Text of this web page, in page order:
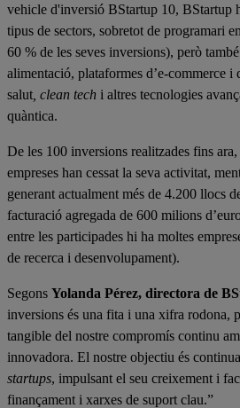
vehicle d'inversió BStartup 10, BStartup
tipus de sectors, sobretot de programari
60 % de les seves inversions), però
alimentació, plataformes d’e-commerce
salut , clean tech i altres tecnologies
quàntica.
De les 100 inversions realitzades fins
empreses han cessat la seva activitat,
generant actualment més de 4.200 llocs
facturació agregada de 600 milions
entre les participades hi ha moltes
de recerca i desenvolupament).
Segons Yolanda Pérez, directora de
inversions és una fita i una xifra rodona,
tangible del nostre compromís continu
innovadora. El nostre objectiu és
startups, impulsant el seu creixement i
finançament i xarxes de suport clau.”